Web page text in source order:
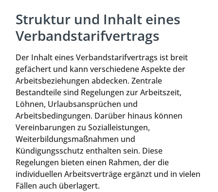
Struktur und Inhalt eines
Verbandstarifvertrags
Der Inhalt eines Verbandstarifvertrags ist breit
gefächert und kann verschiedene Aspekte der
Arbeitsbeziehungen abdecken. Zentrale
Bestandteile sind Regelungen zur Arbeitszeit,
Löhnen, Urlaubsansprüchen und
Arbeitsbedingungen. Darüber hinaus können
Vereinbarungen zu Sozialleistungen,
Weiterbildungsmaßnahmen und
Kündigungsschutz enthalten sein. Diese
Regelungen bieten einen Rahmen, der die
individuellen Arbeitsverträge ergänzt und in vielen
Fällen auch überlagert.